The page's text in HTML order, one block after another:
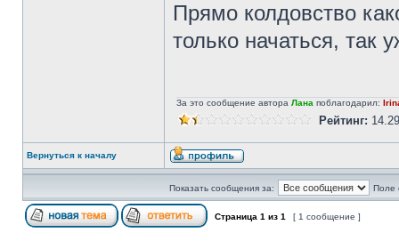
Прямо колдовство
только начаться, так
За это сообщение автора Лана поблагодарил:
Рейтинг:
Вернуться к началу
Показать сообщения за: Поле
Страница 1 из 1 [ 1 сообщение ]